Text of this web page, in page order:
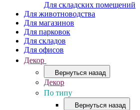
Для складских помещений
Для животноводства
Для магазинов
Для парковок
Для складов
Для офисов
Декор
Вернуться назад
Декор
По типу
Вернуться назад